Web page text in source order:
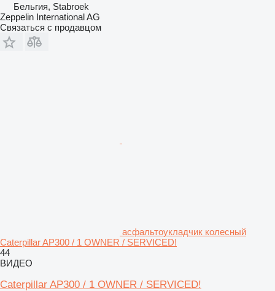
Бельгия, Stabroek
Zeppelin International AG
Связаться с продавцом
асфальтоукладчик колесный
Caterpillar AP300 / 1 OWNER / SERVICED!
44
ВИДЕО
Caterpillar AP300 / 1 OWNER / SERVICED!